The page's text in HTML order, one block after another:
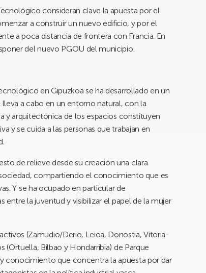
consideran clave la apuesta por el
a construir un nuevo edificio, y por el
a poca distancia de frontera con Francia. En
del nuevo PGOU del municipio.
en Gipuzkoa se ha desarrollado en un
a cabo en un entorno natural, con la
y arquitectónica de los espacios constituyen
y se cuida a las personas que trabajan en
de relieve desde su creación una clara
compartiendo el conocimiento que es
Y se ha ocupado en particular de
la juventud y visibilizar el papel de la mujer
(Zamudio/Derio, Leioa, Donostia, Vitoria-
(Ortuella, Bilbao y Hondarribia) de Parque
conocimiento que concentra la apuesta por dar